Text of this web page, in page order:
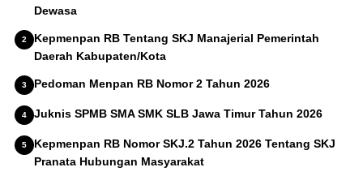
Dewasa
Kepmenpan RB Tentang SKJ Manajerial Pemerintah
Daerah Kabupaten/Kota
Pedoman Menpan RB Nomor 2 Tahun 2026
Juknis SPMB SMA SMK SLB Jawa Timur Tahun 2026
Kepmenpan RB Nomor SKJ.2 Tahun 2026 Tentang SKJ
Pranata Hubungan Masyarakat